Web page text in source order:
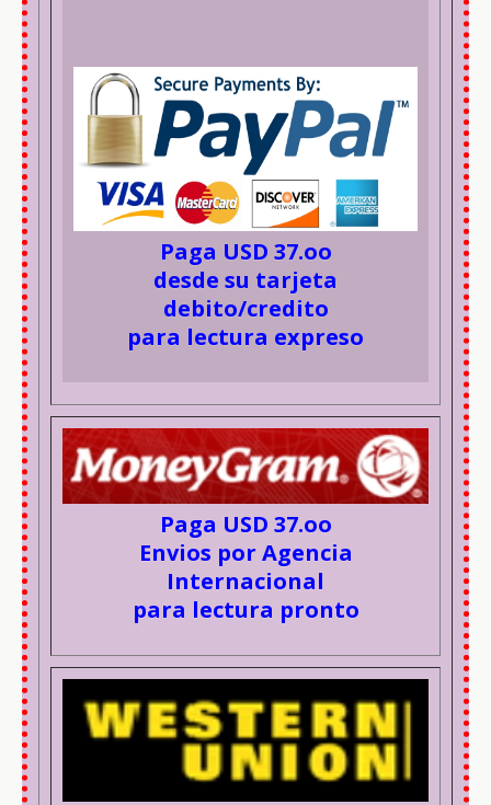
Paga USD 37.oo
desde su tarjeta
debito/credito
para lectura expreso
Paga USD 37.oo
Envios por Agencia
Internacional
para lectura pronto